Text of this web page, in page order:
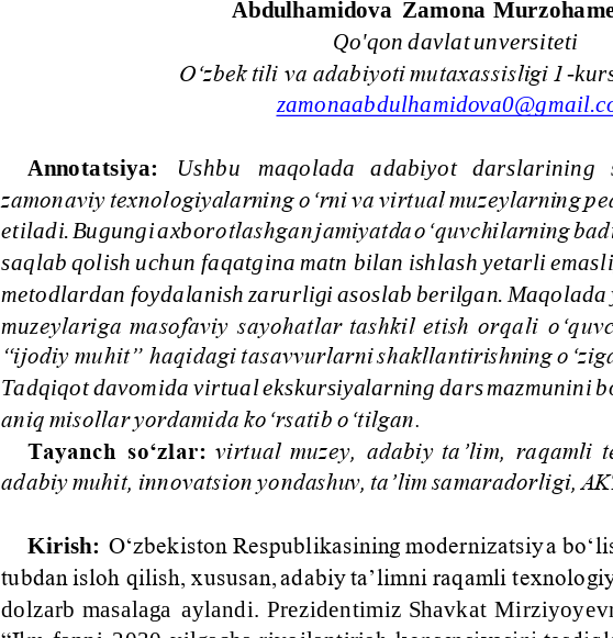
Abdulhamidova  Zamona
Qo'qon davlat unversiteti
O‘zbek tili va adabiyoti mutaxassisligi 1-
Annotatsiya:
Ushbu   maqolada   adabiyot   darslarining
zamonaviy texnologiyalarning o‘rni va virtual muzeylarning
etiladi. Bugungi axborotlashgan jamiyatda o‘quvchilarning
saqlab qolish uchun faqatgina matn bilan ishlash yetarli
metodlardan foydalanish zarurligi asoslab berilgan.
muzeylariga  masofaviy  sayohatlar tashkil  etish  orqali
“ijodiy muhit” haqidagi tasavvurlarni shakllantirishning
Tadqiqot davomida virtual ekskursiyalarning dars mazmunini
aniq misollar yordamida ko‘rsatib o‘tilgan.
Tayanch  so‘zlar: virtual  muzey,  adabiy  ta’lim,  raqamli
adabiy muhit, innovatsion yondashuv, ta’lim samaradorligi,
Kirish: O‘zbekiston Respublikasining modernizatsiya
tubdan isloh qilish, xususan, adabiy ta’limni raqamli
dolzarb masalaga  aylandi.  Prezidentimiz Shavkat